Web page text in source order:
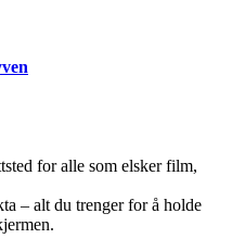
for alle som elsker film,
– alt du trenger for å holde